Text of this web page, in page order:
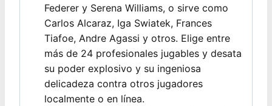
Federer y Serena Williams, o sirve como
Carlos Alcaraz, Iga Swiatek, Frances
Tiafoe, Andre Agassi y otros. Elige entre
más de 24 profesionales jugables y desata
su poder explosivo y su ingeniosa
delicadeza contra otros jugadores
localmente o en línea.